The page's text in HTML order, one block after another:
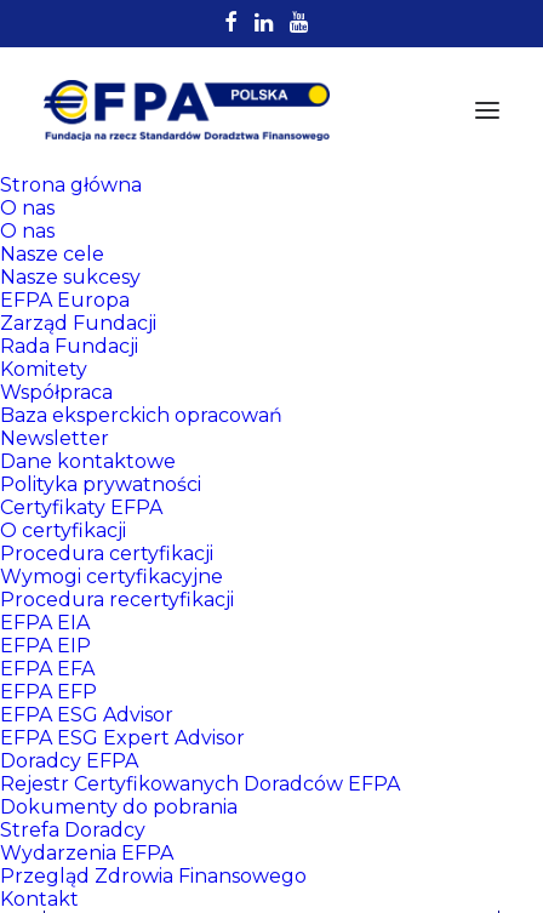
Strona główna
O nas
O nas
Nasze cele
Nasze sukcesy
EFPA Europa
Zarząd Fundacji
Rada Fundacji
Komitety
Współpraca
Baza eksperckich opracowań
Newsletter
Dane kontaktowe
Polityka prywatności
Certyfikaty EFPA
O certyfikacji
Procedura certyfikacji
Wymogi certyfikacyjne
Procedura recertyfikacji
EFPA EIA
EFPA EIP
EFPA EFA
EFPA EFP
EFPA ESG Advisor
EFPA ESG Expert Advisor
Doradcy EFPA
Rejestr Certyfikowanych Doradców EFPA
Dokumenty do pobrania
Strefa Doradcy
Wydarzenia EFPA
Przegląd Zdrowia Finansowego
Kontakt
Rejestr
Certyfikowanych
Doradców EFPA
Karolina Franica
CERTYFIKATY:
EFPA ESG NR: 405